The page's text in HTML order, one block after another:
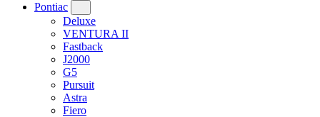
Pontiac
Deluxe
VENTURA II
Fastback
J2000
G5
Pursuit
Astra
Fiero